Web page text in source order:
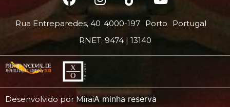
Rua Entreparedes, 40 4000-197 Porto
Portugal
RNET: 9474 | 13140
Desenvolvido por MiraiA minha reserva